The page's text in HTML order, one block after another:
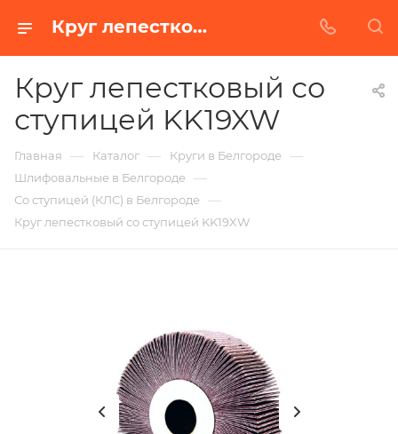
Круг лепестковый со ступицей KK19XW в Белгороде | Купить по недорогой цене от Абразивного Завода
Круг лепестковый со
ступицей KK19XW
Главная — Каталог — Круги в Белгороде —
Шлифовальные в Белгороде —
Со ступицей (КЛС) в Белгороде —
Круг лепестковый со ступицей KK19XW